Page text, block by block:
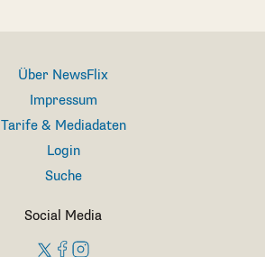
Über NewsFlix
Impressum
Tarife & Mediadaten
Login
Suche
Social Media